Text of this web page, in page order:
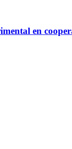
en